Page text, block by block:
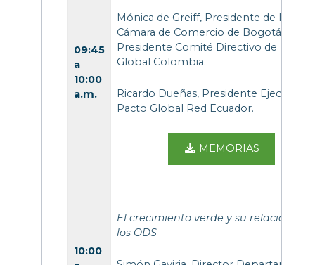
09:45
a
10:00
a.m.
Mónica de Greiff, Presidente de la
Cámara de Comercio de Bogotá,
Presidente Comité Directivo de Pacto
Global Colombia.
Ricardo Dueñas, Presidente Ejecutivo,
Pacto Global Red Ecuador.
MEMORIAS
10:00
El crecimiento verde y su relación con
los ODS